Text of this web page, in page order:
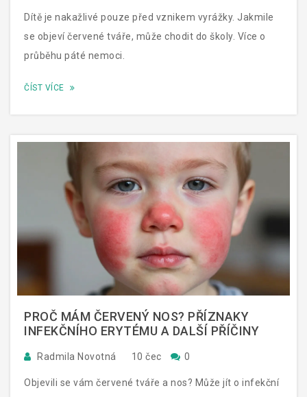
Dítě je nakažlivé pouze před vznikem vyrážky. Jakmile
se objeví červené tváře, může chodit do školy. Více o
průběhu páté nemoci.
ČÍST VÍCE
PROČ MÁM ČERVENÝ NOS? PŘÍZNAKY
INFEKČNÍHO ERYTÉMU A DALŠÍ PŘÍČINY
Radmila Novotná 10 čec 0
Objevili se vám červené tváře a nos? Může jít o infekční